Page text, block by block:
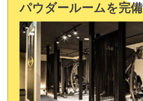
パウダールームを完備